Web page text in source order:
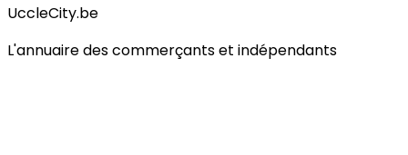
UccleCity.be
L'annuaire des commerçants et indépendants